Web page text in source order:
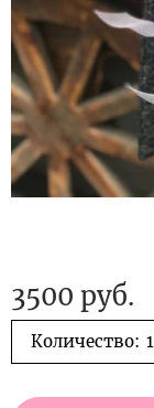
3500 руб.
Количество: